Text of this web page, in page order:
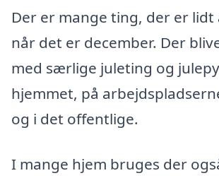
Der er mange ting, der er lidt
når det er december. Der
med særlige juleting og
hjemmet, på
og i det offentlige.
I mange hjem bruges der